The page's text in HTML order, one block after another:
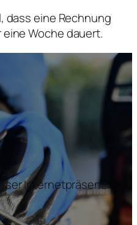
dass eine Rechnung
Woche dauert.
Internetpräsenz.